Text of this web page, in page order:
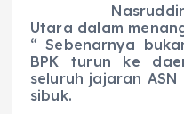
Nasruddin Nst
Utara dalam
“ Sebenarnya
BPK turun ke
seluruh jajaran
sibuk.